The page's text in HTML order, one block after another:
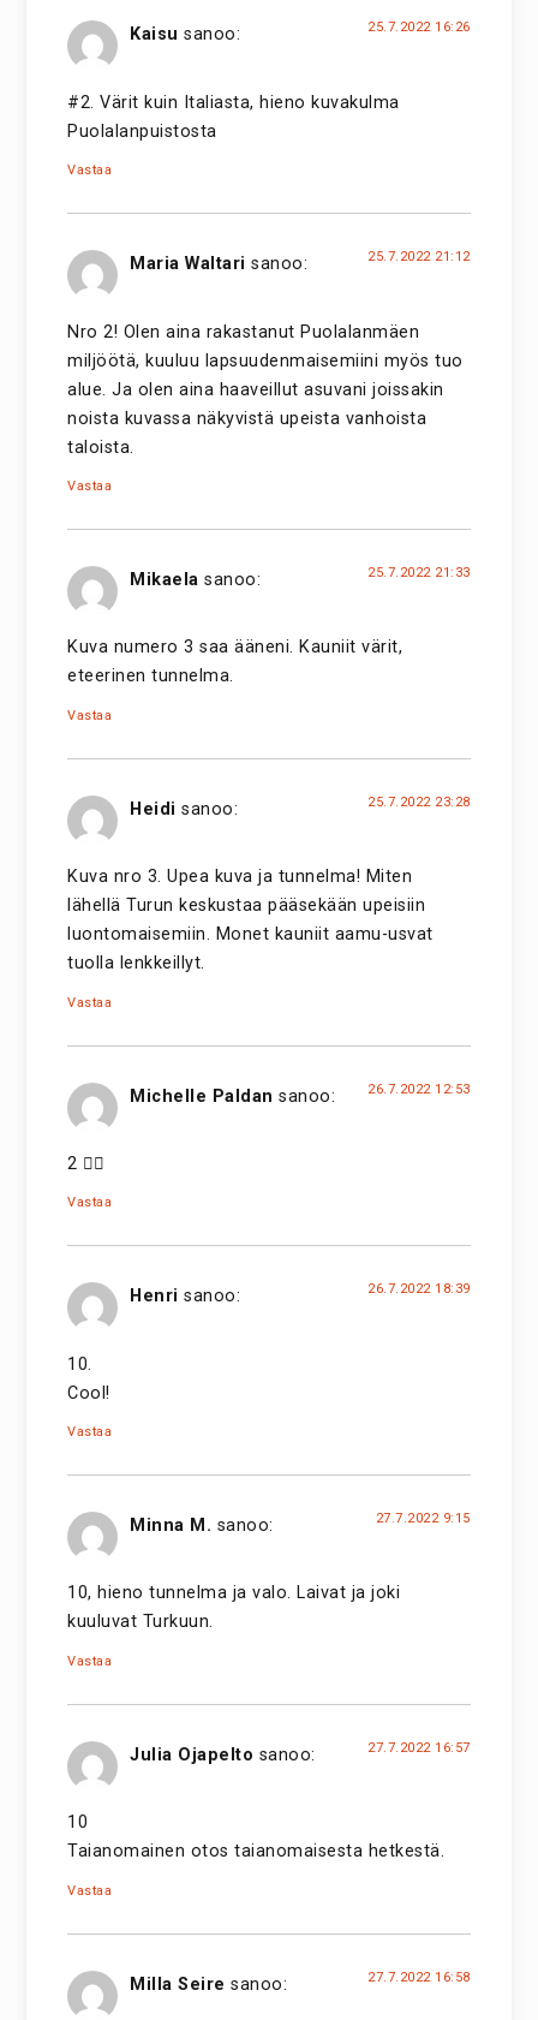
Kaisu sanoo: 25.7.2022 16:26
#2. Värit kuin Italiasta, hieno kuvakulma
Puolalanpuistosta
Vastaa
Maria Waltari sanoo: 25.7.2022 21:12
Nro 2! Olen aina rakastanut Puolalanmäen
miljöötä, kuuluu lapsuudenmaisemiini myös tuo
alue. Ja olen aina haaveillut asuvani joissakin
noista kuvassa näkyvistä upeista vanhoista
taloista.
Vastaa
Mikaela sanoo: 25.7.2022 21:33
Kuva numero 3 saa ääneni. Kauniit värit,
eteerinen tunnelma.
Vastaa
Heidi sanoo: 25.7.2022 23:28
Kuva nro 3. Upea kuva ja tunnelma! Miten
lähellä Turun keskustaa pääsekään upeisiin
luontomaisemiin. Monet kauniit aamu-usvat
tuolla lenkkeillyt.
Vastaa
Michelle Paldan sanoo: 26.7.2022 12:53
2 👍🏻
Vastaa
Henri sanoo: 26.7.2022 18:39
10.
Cool!
Vastaa
Minna M. sanoo: 27.7.2022 9:15
10, hieno tunnelma ja valo. Laivat ja joki
kuuluvat Turkuun.
Vastaa
Julia Ojapelto sanoo: 27.7.2022 16:57
10
Taianomainen otos taianomaisesta hetkestä.
Vastaa
Milla Seire sanoo: 27.7.2022 16:58